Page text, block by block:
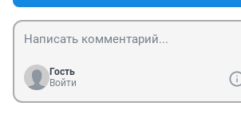
Гость
Войти